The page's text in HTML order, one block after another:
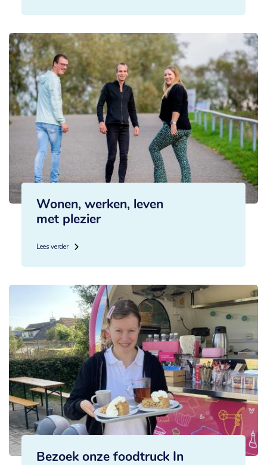
Wonen, werken, leven
met plezier
Lees verder
Bezoek onze foodtruck In